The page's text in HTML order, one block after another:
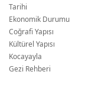
Tarihi
Ekonomik Durumu
Coğrafi Yapısı
Kültürel Yapısı
Kocayayla
Gezi Rehberi